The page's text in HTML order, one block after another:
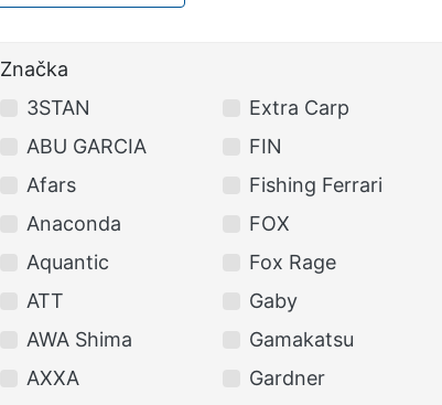
Značka
3STAN
ABU GARCIA
Afars
Anaconda
Aquantic
ATT
AWA Shima
AXXA
Extra Carp
FIN
Fishing Ferrari
FOX
Fox Rage
Gaby
Gamakatsu
Gardner